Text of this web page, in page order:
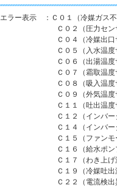
エラー表示 ：Ｃ０１（冷媒ガス不
Ｃ０２（圧力センサ
Ｃ０４（冷媒出口サーミ
Ｃ０５（入水温度サーミ
Ｃ０６（出湯温度サーミ
Ｃ０７（霜取温度サーミ
Ｃ０８（吸入温度サーミ
Ｃ０９（外気温度サーミ
Ｃ１１（吐出温度サーミ
Ｃ１２（インバータ制
Ｃ１４（インバーター～
Ｃ１５（ファンモータ
Ｃ１６（給水ポンプ
Ｃ１７（わき上げ温度
Ｃ１９（冷媒吐出温度
Ｃ２２（電流検出異